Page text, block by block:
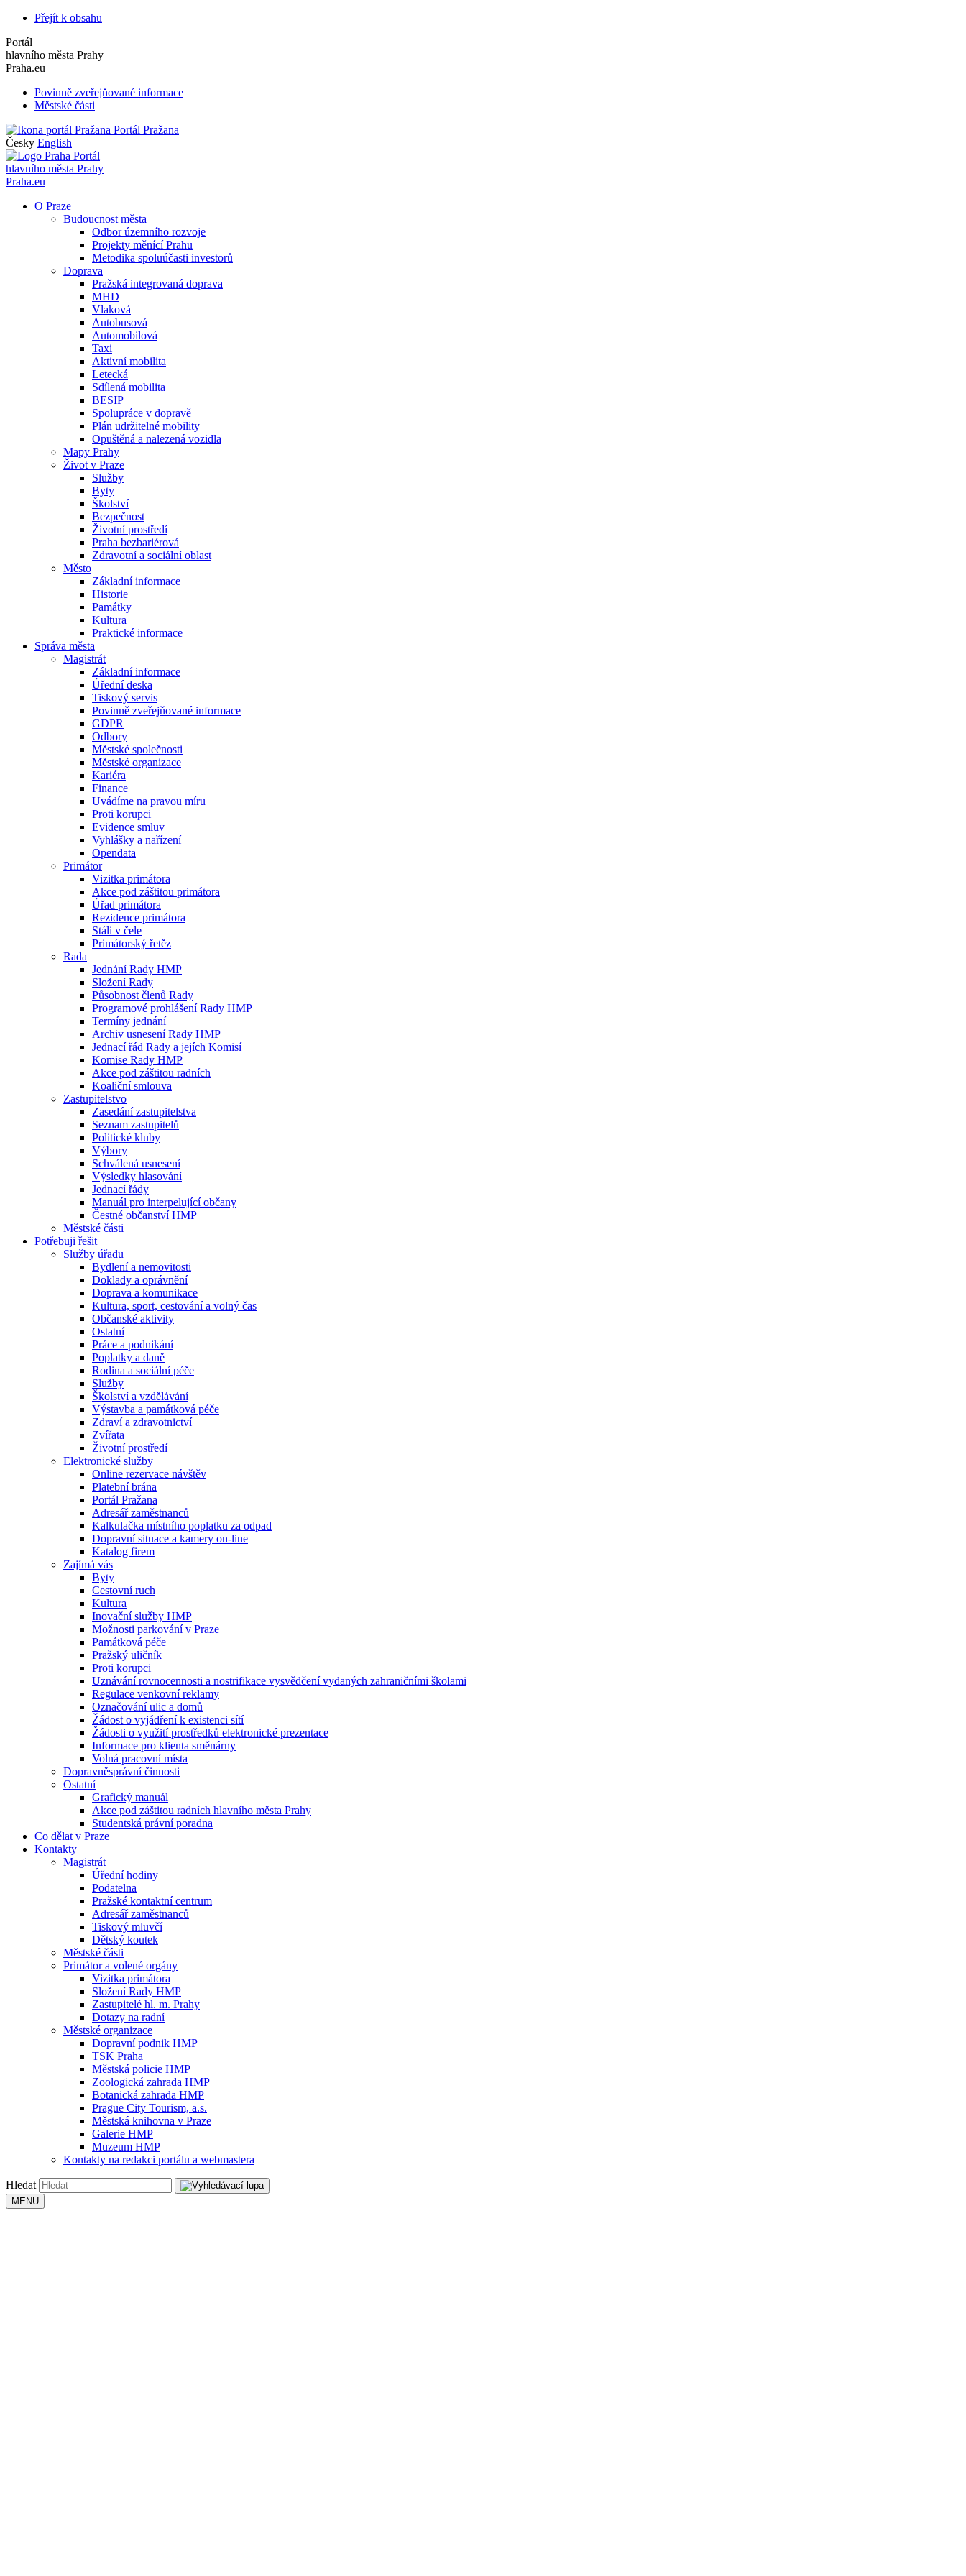
Přejít k obsahu
Portál
hlavního města Prahy
Praha.eu
Povinně zveřejňované informace
Městské části
Portál Pražana
Česky English
Portál
hlavního města Prahy
Praha.eu
O Praze
Budoucnost města
Odbor územního rozvoje
Projekty měnící Prahu
Metodika spoluúčasti investorů
Doprava
Pražská integrovaná doprava
MHD
Vlaková
Autobusová
Automobilová
Taxi
Aktivní mobilita
Letecká
Sdílená mobilita
BESIP
Spolupráce v dopravě
Plán udržitelné mobility
Opuštěná a nalezená vozidla
Mapy Prahy
Život v Praze
Služby
Byty
Školství
Bezpečnost
Životní prostředí
Praha bezbariérová
Zdravotní a sociální oblast
Město
Základní informace
Historie
Památky
Kultura
Praktické informace
Správa města
Magistrát
Základní informace
Úřední deska
Tiskový servis
Povinně zveřejňované informace
GDPR
Odbory
Městské společnosti
Městské organizace
Kariéra
Finance
Uvádíme na pravou míru
Proti korupci
Evidence smluv
Vyhlášky a nařízení
Opendata
Primátor
Vizitka primátora
Akce pod záštitou primátora
Úřad primátora
Rezidence primátora
Stáli v čele
Primátorský řetěz
Rada
Jednání Rady HMP
Složení Rady
Působnost členů Rady
Programové prohlášení Rady HMP
Termíny jednání
Archiv usnesení Rady HMP
Jednací řád Rady a jejích Komisí
Komise Rady HMP
Akce pod záštitou radních
Koaliční smlouva
Zastupitelstvo
Zasedání zastupitelstva
Seznam zastupitelů
Politické kluby
Výbory
Schválená usnesení
Výsledky hlasování
Jednací řády
Manuál pro interpelující občany
Čestné občanství HMP
Městské části
Potřebuji řešit
Služby úřadu
Bydlení a nemovitosti
Doklady a oprávnění
Doprava a komunikace
Kultura, sport, cestování a volný čas
Občanské aktivity
Ostatní
Práce a podnikání
Poplatky a daně
Rodina a sociální péče
Služby
Školství a vzdělávání
Výstavba a památková péče
Zdraví a zdravotnictví
Zvířata
Životní prostředí
Elektronické služby
Online rezervace návštěv
Platební brána
Portál Pražana
Adresář zaměstnanců
Kalkulačka místního poplatku za odpad
Dopravní situace a kamery on-line
Katalog firem
Zajímá vás
Byty
Cestovní ruch
Kultura
Inovační služby HMP
Možnosti parkování v Praze
Památková péče
Pražský uličník
Proti korupci
Uznávání rovnocennosti a nostrifikace vysvědčení vydaných zahraničními školami
Regulace venkovní reklamy
Označování ulic a domů
Žádost o vyjádření k existenci sítí
Žádosti o využití prostředků elektronické prezentace
Informace pro klienta směnárny
Volná pracovní místa
Dopravněsprávní činnosti
Ostatní
Grafický manuál
Akce pod záštitou radních hlavního města Prahy
Studentská právní poradna
Co dělat v Praze
Kontakty
Magistrát
Úřední hodiny
Podatelna
Pražské kontaktní centrum
Adresář zaměstnanců
Tiskový mluvčí
Dětský koutek
Městské části
Primátor a volené orgány
Vizitka primátora
Složení Rady HMP
Zastupitelé hl. m. Prahy
Dotazy na radní
Městské organizace
Dopravní podnik HMP
TSK Praha
Městská policie HMP
Zoologická zahrada HMP
Botanická zahrada HMP
Prague City Tourism, a.s.
Městská knihovna v Praze
Galerie HMP
Muzeum HMP
Kontakty na redakci portálu a webmastera
Hledat
MENU